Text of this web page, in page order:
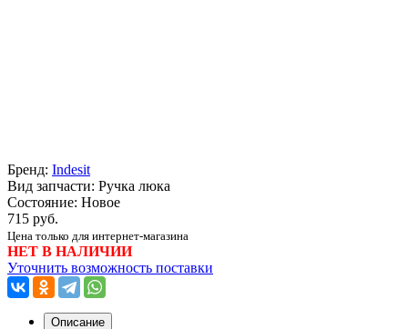
Бренд: Indesit
Вид запчасти: Ручка люка
Состояние: Новое
715 руб.
Цена только для интернет-магазина
НЕТ В НАЛИЧИИ
Уточнить возможность поставки
Описание